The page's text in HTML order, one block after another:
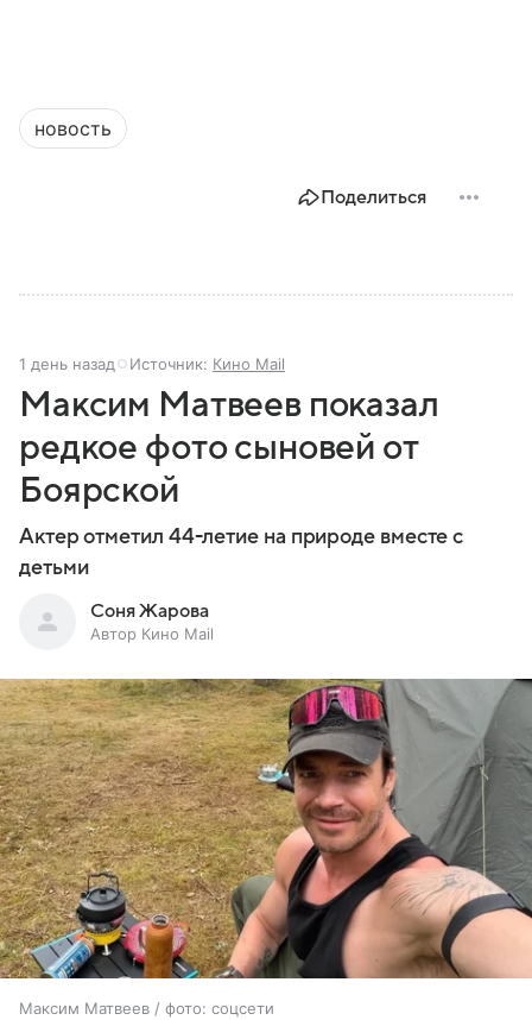
новость
Поделиться
1 день назад Источник: Кино Mail
Максим Матвеев показал
редкое фото сыновей от
Боярской
Актер отметил 44-летие на природе вместе с
детьми
Соня Жарова
Автор Кино Mail
Максим Матвеев / фото: соцсети